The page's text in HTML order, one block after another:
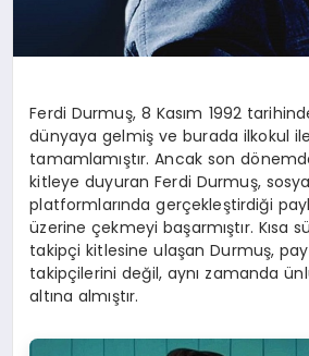
Ferdi Durmuş, 8 Kasım 1992
dünyaya gelmiş ve burada ilkokul
tamamlamıştır. Ancak son
kitleye duyuran Ferdi Durmuş,
platformlarında gerçekleştirdiği
üzerine çekmeyi başarmıştır. Kısa
takipçi kitlesine ulaşan Durmuş,
takipçilerini değil, aynı zamanda
altına almıştır.